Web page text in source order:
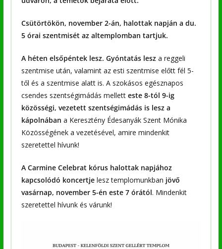
Csütörtökön, november 2-án, halottak napján a du.
5 órai szentmisét az altemplomban tartjuk.
A héten elsőpéntek lesz. Gyóntatás lesza reggeli
szentmise után, valamint az esti szentmise előtt fél 5-
től és a szentmise alatt is. A szokásos egésznapos
csendes szentségimádás mellett este 8-tól 9-ig
közösségi, vezetett szentségimádás is lesz a
kápolnában a Keresztény Édesanyák Szent Mónika
Közösségének a vezetésével, amire mindenkit
szeretettel hívunk!
A Carmine Celebrat kórus halottak napjához
kapcsolódó koncertjelesz templomunkban jövő
vasárnap, november 5-én este 7 órától. Mindenkit
szeretettel hívunk és várunk!